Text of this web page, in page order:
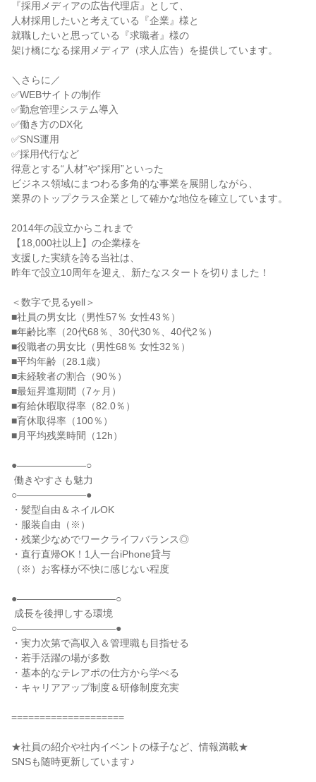
『採用メディアの広告代理店』として、
人材採用したいと考えている『企業』様と
就職したいと思っている『求職者』様の
架け橋になる採用メディア（求人広告）を提供しています。
＼さらに／
✅WEBサイトの制作
✅勤怠管理システム導入
✅働き方のDX化
✅SNS運用
✅採用代行など
得意とする“人材”や“採用”といった
ビジネス領域にまつわる多角的な事業を展開しながら、
業界のトップクラス企業として確かな地位を確立しています。
2014年の設立からこれまで
【18,000社以上】の企業様を
支援した実績を誇る当社は、
昨年で設立10周年を迎え、新たなスタートを切りました！
＜数字で見るyell＞
■社員の男女比（男性57％ 女性43％）
■年齢比率（20代68％、30代30％、40代2％）
■役職者の男女比（男性68％ 女性32％）
■平均年齢（28.1歳）
■未経験者の割合（90％）
■最短昇進期間（7ヶ月）
■有給休暇取得率（82.0％）
■育休取得率（100％）
■月平均残業時間（12h）
●―――――――○
○―――――――●
・髪型自由＆ネイルOK
・服装自由（※）
・残業少なめでワークライフバランス◎
・直行直帰OK！1人一台iPhone貸与
（※）お客様が不快に感じない程度
●――――――――――○
○――――――――――●
・実力次第で高収入＆管理職も目指せる
・若手活躍の場が多数
・基本的なテレアポの仕方から学べる
・キャリアアップ制度＆研修制度充実
====================
★社員の紹介や社内イベントの様子など、情報満載★
SNSも随時更新しています♪